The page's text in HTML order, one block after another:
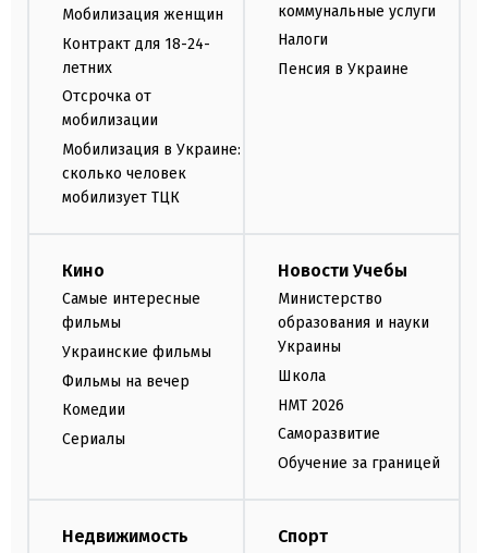
Мобилизация женщин
Контракт для 18-24-
летних
Отсрочка от
мобилизации
Мобилизация в Украине:
сколько человек
мобилизует ТЦК
коммунальные услуги
Налоги
Пенсия в Украине
Кино
Самые интересные
фильмы
Украинские фильмы
Фильмы на вечер
Комедии
Сериалы
Новости Учебы
Министерство
образования и науки
Украины
Школа
НМТ 2026
Саморазвитие
Обучение за границей
Недвижимость Спорт